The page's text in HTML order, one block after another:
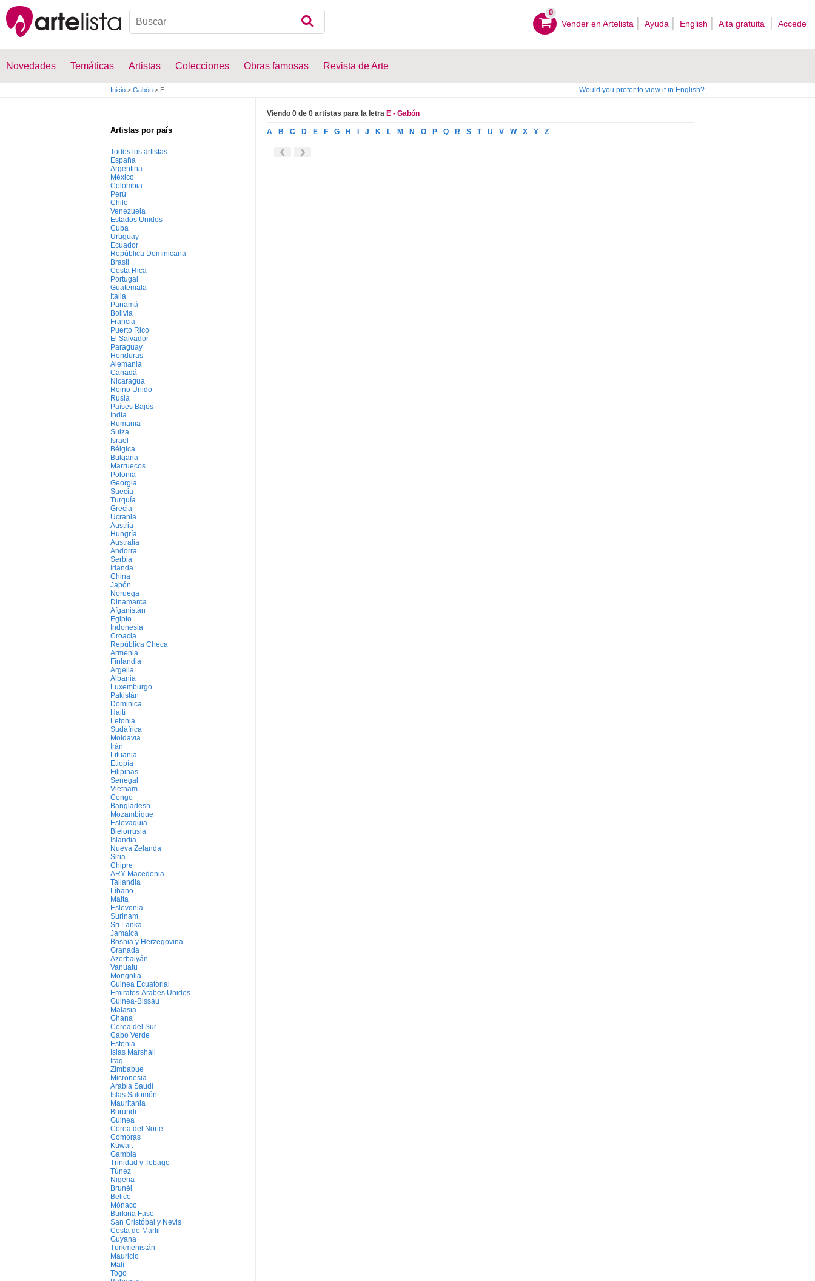
0
Vender en Artelista Ayuda English Alta gratuita Accede
Novedades Temáticas Artistas Colecciones Obras famosas Revista de Arte
Inicio > Gabón > E Would you prefer to view it in English?
Artistas por país
Todos los artistas
España
Argentina
México
Colombia
Perú
Chile
Venezuela
Estados Unidos
Cuba
Uruguay
Ecuador
República Dominicana
Brasil
Costa Rica
Portugal
Guatemala
Italia
Panamá
Bolivia
Francia
Puerto Rico
El Salvador
Paraguay
Honduras
Alemania
Canadá
Nicaragua
Reino Unido
Rusia
Países Bajos
India
Rumania
Suiza
Israel
Bélgica
Bulgaria
Marruecos
Polonia
Georgia
Suecia
Turquía
Grecia
Ucrania
Austria
Hungría
Australia
Andorra
Serbia
Irlanda
China
Japón
Noruega
Dinamarca
Afganistán
Egipto
Indonesia
Croacia
República Checa
Armenia
Finlandia
Argelia
Albania
Luxemburgo
Pakistán
Dominica
Haití
Letonia
Sudáfrica
Moldavia
Irán
Lituania
Etiopía
Filipinas
Senegal
Vietnam
Congo
Bangladesh
Mozambique
Eslovaquia
Bielorrusia
Islandia
Nueva Zelanda
Siria
Chipre
ARY Macedonia
Tailandia
Líbano
Malta
Eslovenia
Surinam
Sri Lanka
Jamaica
Bosnia y Herzegovina
Granada
Azerbaiyán
Vanuatu
Mongolia
Guinea Ecuatorial
Emiratos Árabes Unidos
Guinea-Bissau
Malasia
Ghana
Corea del Sur
Cabo Verde
Estonia
Islas Marshall
Iraq
Zimbabue
Micronesia
Arabia Saudí
Islas Salomón
Mauritania
Burundi
Guinea
Corea del Norte
Comoras
Kuwait
Gambia
Trinidad y Tobago
Túnez
Nigeria
Brunéi
Belice
Mónaco
Burkina Faso
San Cristóbal y Nevis
Costa de Marfil
Guyana
Turkmenistán
Mauricio
Malí
Togo
Viendo 0 de 0 artistas para la letra E - Gabón
A B C D E F G H J K L M N O P Q R S T U V W X Y Z